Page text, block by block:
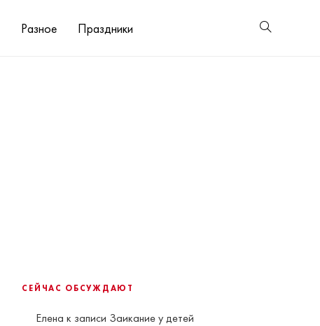
Разное Праздники
СЕЙЧАС ОБСУЖДАЮТ
Елена к записи Заикание у детей